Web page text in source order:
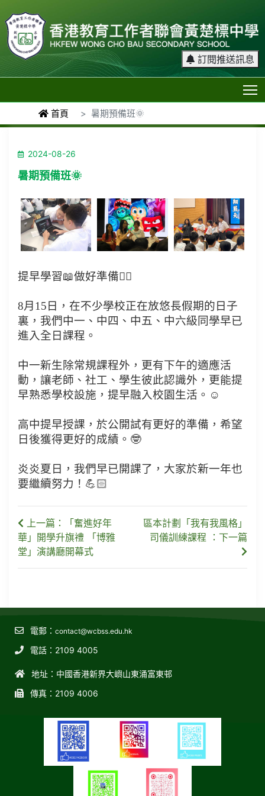
訂閱推送訊息
首頁 暑期預備班🌞
2024-08-26
暑期預備班🌞
提早學習📖做好準備👍🏻
8月15日，在不少學校正在放悠長假期的日子
裏，我們中一、中四、中五、中六級同學早已
進入全日課程。
中一新生除常規課程外，更有下午的適應活
動，讓老師、社工、學生彼此認識外，更能提
早熟悉學校設施，提早融入校園生活。☺
高中提早授課，於公開試有更好的準備，希望
日後獲得更好的成績。🤓
炎炎夏日，我們早已開課了，大家於新一年也
要繼續努力！💪🏻
上一篇：「奮進好年
華」開學升旗禮 「博雅
堂」演講廳開幕式
區本計劃「我有我風格」
司儀訓練課程 ：下一篇
電郵： contact@wcbss.edu.hk
電話：2109 4005
地址：中國香港新界大嶼山東涌富東邨
傳真：2109 4006